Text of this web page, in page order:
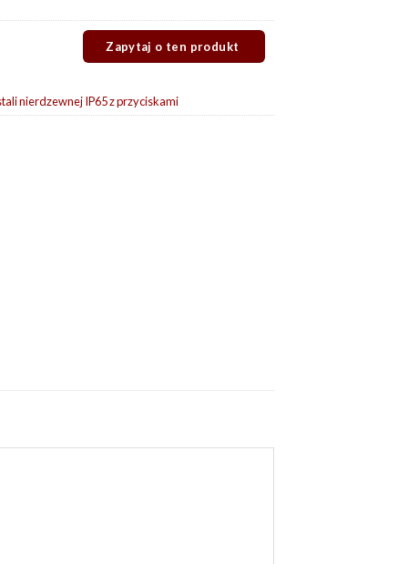
nierdzewnej IP65 z przyciskami